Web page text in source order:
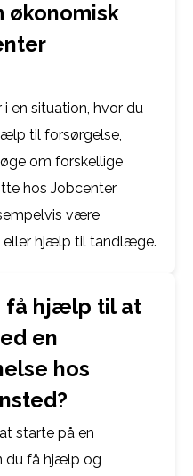
økonomisk
i en situation, hvor du
til forsørgelse,
om forskellige
hos Jobcenter
være
hjælp til tandlæge.
få hjælp til at
en
hos
starte på en
du få hjælp og